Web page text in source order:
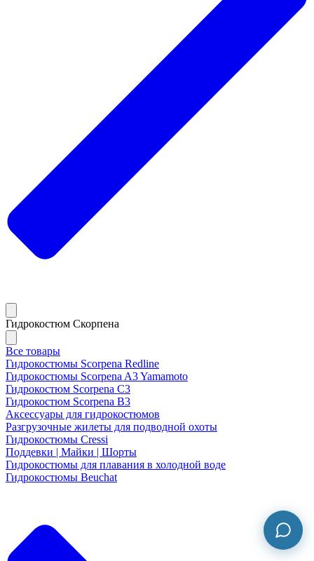
Гидрокостюм Скорпена
Все товары
Гидрокостюмы Scorpena Redline
Гидрокостюмы Scorpena A3 Yamamoto
Гидрокостюм Scorpena C3
Гидрокостюм Scorpena B3
Аксессуары для гидрокостюмов
Разгрузочные жилеты для подводной охоты
Гидрокостюмы Cressi
Поддевки | Майки | Шорты
Гидрокостюмы для плавания в холодной воде
Гидрокостюмы Beuchat